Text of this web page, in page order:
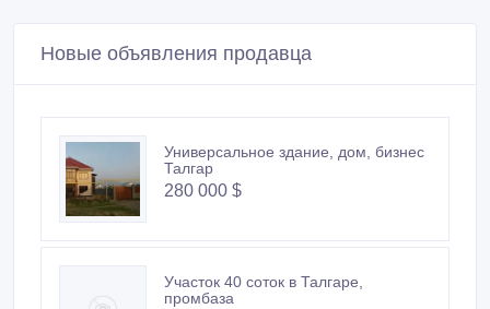
Новые объявления продавца
Универсальное здание, дом, бизнес
Талгар
280 000 $
Участок 40 соток в Талгаре,
промбаза